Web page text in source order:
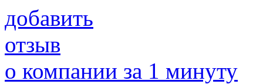
добавить
отзыв
о компании за 1 минуту